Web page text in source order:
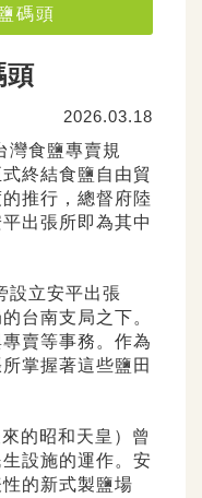
碼頭
頭
2026.03.18
灣食鹽專賣規
終結食鹽自由貿
推行，總督府陸
出張所即為其中
設立安平出張
台南支局之下。
賣等事務。作為
掌握著這些鹽田
的昭和天皇）曾
設施的運作。安
的新式製鹽場